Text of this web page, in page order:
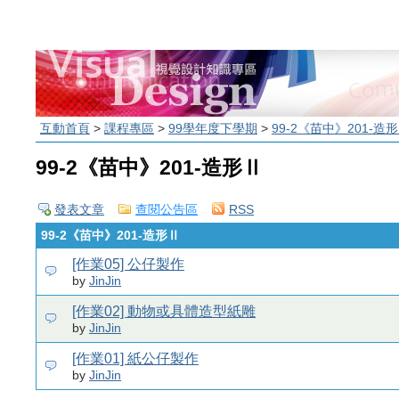
互動首頁 > 課程專區 > 99學年度下學期 > 99-2《苗中》201-造
99-2《苗中》201-造形Ⅱ
發表文章 查閱公告區
RSS
99-2《苗中》201-造形Ⅱ
[作業05] 公仔製作
by JinJin
[作業02] 動物或具體造型紙雕
by JinJin
[作業01] 紙公仔製作
by JinJin